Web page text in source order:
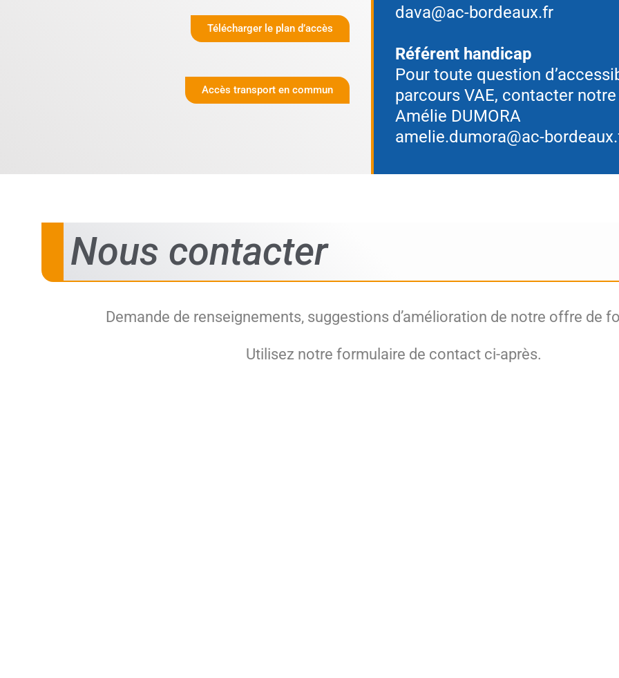
Télécharger le plan d’accès
Accès transport en commun
dava@ac-bordeaux.fr
Référent handicap
Pour toute question
parcours VAE, contacter
Amélie DUMORA
amelie.dumora@ac-
Nous contacter
Demande de renseignements, suggestions d’amélioration de notre offre de
Utilisez notre formulaire de contact ci-après.